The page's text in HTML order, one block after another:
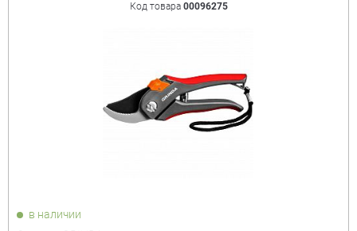
Код товара 00096275
в наличии